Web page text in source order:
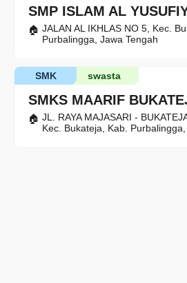
SMP ISLAM AL
JALAN AL IKHLAS NO 5, Kec.
Purbalingga, Jawa Tengah
SMKS MAARIF
swasta
SMK
JL. RAYA MAJASARI -
Kec. Bukateja, Kab.